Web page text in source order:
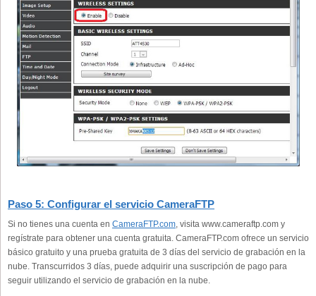
Paso 5: Configurar el servicio CameraFTP
Si no tienes una cuenta en CameraFTP.com, visita www.cameraftp.com y
regístrate para obtener una cuenta gratuita. CameraFTP.com ofrece un servicio
básico gratuito y una prueba gratuita de 3 días del servicio de grabación en la
nube. Transcurridos 3 días, puede adquirir una suscripción de pago para
seguir utilizando el servicio de grabación en la nube.